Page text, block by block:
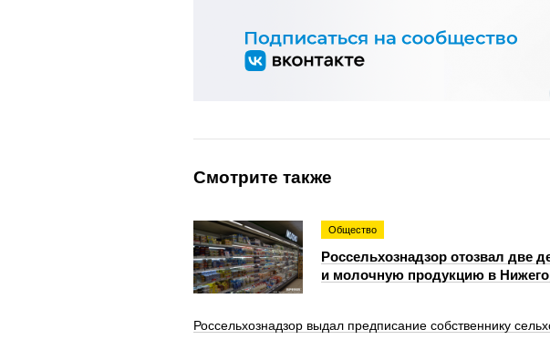
Смотрите также
Общество
Россельхознадзор отозвал две
и молочную продукцию в
Россельхознадзор выдал предписание собственнику